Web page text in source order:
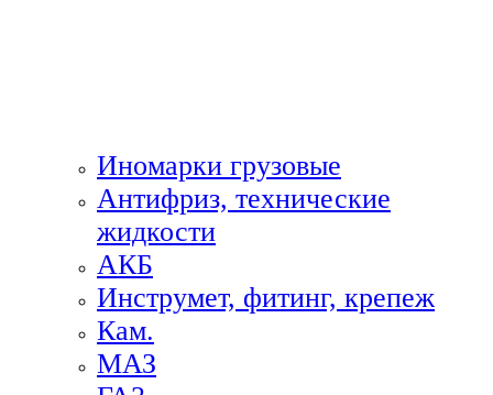
Иномарки грузовые
Антифриз, технические
жидкости
АКБ
Инструмет, фитинг, крепеж
Кам.
МАЗ